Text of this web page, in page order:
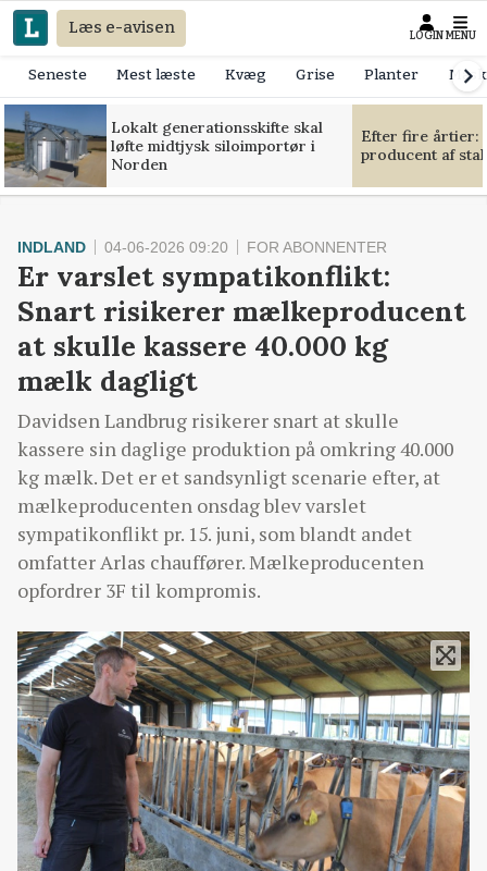
Læs e-avisen LOGIN MENU
Seneste Mest læste Kvæg Grise Planter
Lokalt generationsskifte skal
løfte midtjysk siloimportør i
Norden
Efter fire årtier:
producent af
INDLAND 04-06-2026 09:20 FOR ABONNENTER
Er varslet sympatikonflikt:
Snart risikerer mælkeproducent
at skulle kassere 40.000 kg
mælk dagligt
Davidsen Landbrug risikerer snart at skulle
kassere sin daglige produktion på omkring 40.000
kg mælk. Det er et sandsynligt scenarie efter, at
mælkeproducenten onsdag blev varslet
sympatikonflikt pr. 15. juni, som blandt andet
omfatter Arlas chauffører. Mælkeproducenten
opfordrer 3F til kompromis.